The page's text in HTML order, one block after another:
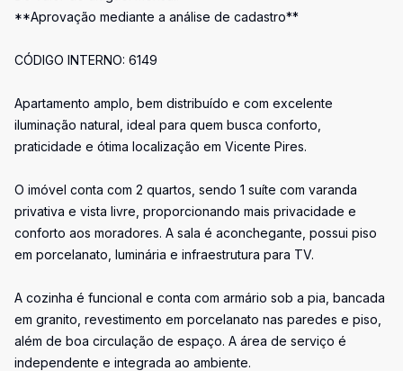
**Aprovação mediante a análise de cadastro**
CÓDIGO INTERNO: 6149
Apartamento amplo, bem distribuído e com excelente
iluminação natural, ideal para quem busca conforto,
praticidade e ótima localização em Vicente Pires.
O imóvel conta com 2 quartos, sendo 1 suíte com varanda
privativa e vista livre, proporcionando mais privacidade e
conforto aos moradores. A sala é aconchegante, possui piso
em porcelanato, luminária e infraestrutura para TV.
A cozinha é funcional e conta com armário sob a pia, bancada
em granito, revestimento em porcelanato nas paredes e piso,
além de boa circulação de espaço. A área de serviço é
independente e integrada ao ambiente.